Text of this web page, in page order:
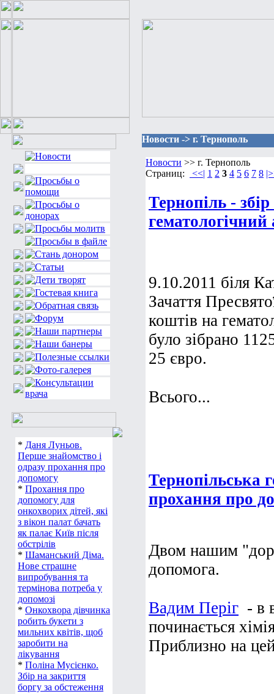
* Даня Луньов.
Перше знайомство і
одразу прохання про
допомогу
* Прохання про
допомогу для
онкохворих дітей, які
з вікон палат бачать
як палає Київ після
обстрілів
* Шаманський Діма.
Нове страшне
випробування та
термінова потреба у
допомозі
* Онкохвора дівчинка
робить букети з
мильних квітів, щоб
заробити на
лікування
* Поліна Мусієнко.
Збір на закриття
боргу за обстеження
Новости -> г. Тернополь
Новости >> г. Тернополь
Страниц:
<<| 1 2 3 4 5 6 7 8
Тернопіль -
гематологічний
9.10.2011 біля
Зачаття
коштів на
було зібрано
25 євро.
Всього...
Тернопільська
прохання про
Двом нашим
допомога.
Вадим Періг - в
починається
Приблизно на